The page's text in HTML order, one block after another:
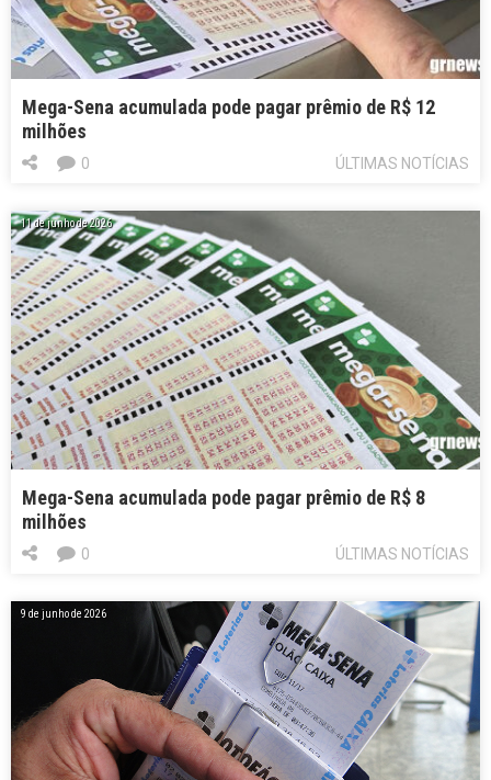
Mega-Sena acumulada pode pagar prêmio de R$ 12
milhões
ÚLTIMAS NOTÍCIAS
0
11 de junho de 2026
Mega-Sena acumulada pode pagar prêmio de R$ 8
milhões
ÚLTIMAS NOTÍCIAS
0
9 de junho de 2026